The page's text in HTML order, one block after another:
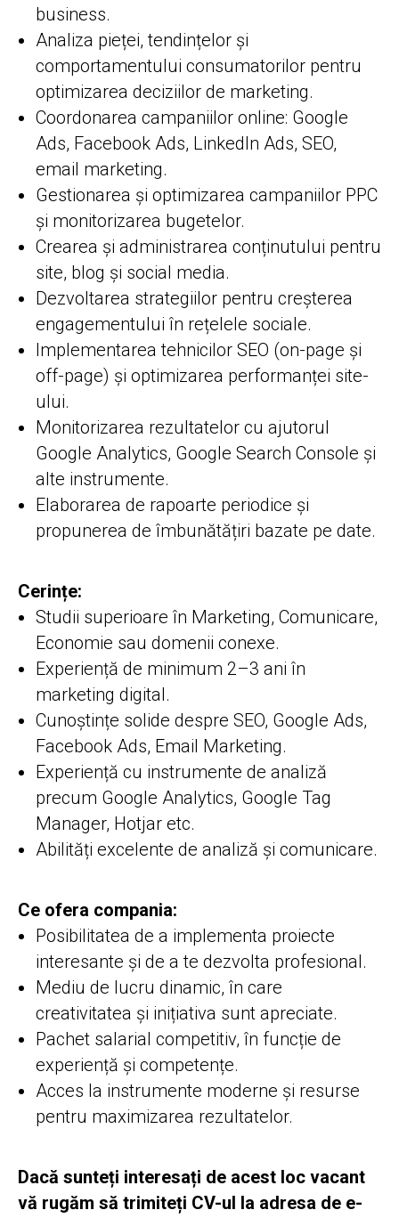
business.
Analiza pieței, tendințelor și
comportamentului consumatorilor pentru
optimizarea deciziilor de marketing.
Coordonarea campaniilor online: Google
Ads, Facebook Ads, LinkedIn Ads, SEO,
email marketing.
Gestionarea și optimizarea campaniilor PPC
și monitorizarea bugetelor.
Crearea și administrarea conținutului pentru
site, blog și social media.
Dezvoltarea strategiilor pentru creșterea
engagementului în rețelele sociale.
Implementarea tehnicilor SEO (on-page și
off-page) și optimizarea performanței site-
ului.
Monitorizarea rezultatelor cu ajutorul
Google Analytics, Google Search Console și
alte instrumente.
Elaborarea de rapoarte periodice și
propunerea de îmbunătățiri bazate pe date.
Cerințe:
Studii superioare în Marketing, Comunicare,
Economie sau domenii conexe.
Experiență de minimum 2–3 ani în
marketing digital.
Cunoștințe solide despre SEO, Google Ads,
Facebook Ads, Email Marketing.
Experiență cu instrumente de analiză
precum Google Analytics, Google Tag
Manager, Hotjar etc.
Abilități excelente de analiză și comunicare.
Ce ofera compania:
Posibilitatea de a implementa proiecte
interesante și de a te dezvolta profesional.
Mediu de lucru dinamic, în care
creativitatea și inițiativa sunt apreciate.
Pachet salarial competitiv, în funcție de
experiență și competențe.
Acces la instrumente moderne și resurse
pentru maximizarea rezultatelor.
Dacă sunteți interesați de acest loc vacant
vă rugăm să trimiteți CV-ul la adresa de e-